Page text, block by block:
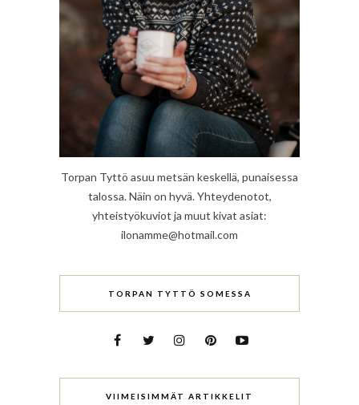
Torpan Tyttö asuu metsän keskellä, punaisessa
talossa. Näin on hyvä. Yhteydenotot,
yhteistyökuviot ja muut kivat asiat:
ilonamme@hotmail.com
TORPAN TYTTÖ SOMESSA
VIIMEISIMMÄT ARTIKKELIT